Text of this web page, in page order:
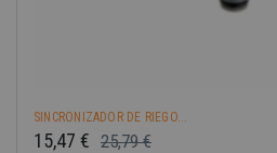
SINCRONIZADOR DE RIEGO...
25,79 €
15,47 €